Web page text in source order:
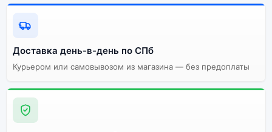
Доставка день-в-день по СПб
Курьером или самовывозом из магазина — без предоплаты